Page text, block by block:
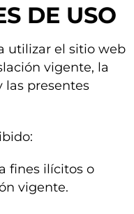
DE USO
utilizar el sitio web
vigente, la
las presentes
fines ilícitos o
vigente.